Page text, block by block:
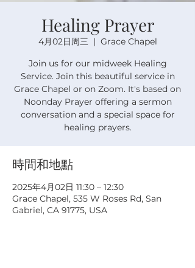
Healing Prayer
4月02日周三
  |
Grace Chapel
Join us for our midweek Healing
Service. Join this beautiful service in
Grace Chapel or on Zoom. It's based on
Noonday Prayer offering a sermon
conversation and a special space for
healing prayers.
時間和地點
2025年4月02日 11:30 – 12:30
Grace Chapel, 535 W Roses Rd, San
Gabriel, CA 91775, USA